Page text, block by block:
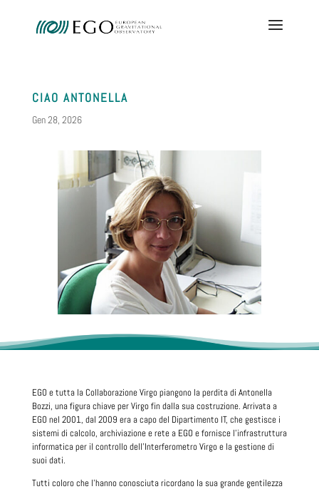
CIAO ANTONELLA
Gen 28, 2026
EGO e tutta la Collaborazione Virgo piangono la perdita di Antonella
Bozzi, una figura chiave per Virgo fin dalla sua costruzione. Arrivata a
EGO nel 2001, dal 2009 era a capo del Dipartimento IT, che gestisce i
sistemi di calcolo, archiviazione e rete a EGO e fornisce l’infrastruttura
informatica per il controllo dell’Interferometro Virgo e la gestione di
suoi dati.
Tutti coloro che l'hanno conosciuta ricordano la sua grande gentilezza